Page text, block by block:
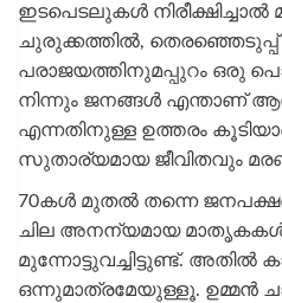
ഇടപെടലുകൾ നിരീക്ഷിച്ചാൽ
ചുരുക്കത്തിൽ, തെരഞ്ഞെടുപ്പ്
പരാജയത്തിനുമപ്പുറം ഒരു
നിന്നും ജനങ്ങൾ എന്താണ്
എന്നതിനുള്ള ഉത്തരം
സുതാര്യമായ ജീവിതവും
70കൾ മുതൽ തന്നെ
ചില അനന്യമായ മാതൃകകൾ
മുന്നോട്ടുവച്ചിട്ടുണ്ട്. അതിൽ
ഒന്നുമാത്രമേയുള്ളൂ. ഉമ്മൻ